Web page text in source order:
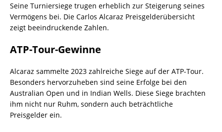
Seine Turniersiege trugen erheblich zur Steigerung seines
Vermögens bei. Die Carlos Alcaraz Preisgelderübersicht
zeigt beeindruckende Zahlen.
ATP-Tour-Gewinne
Alcaraz sammelte 2023 zahlreiche Siege auf der ATP-Tour.
Besonders hervorzuheben sind seine Erfolge bei den
Australian Open und in Indian Wells. Diese Siege brachten
ihm nicht nur Ruhm, sondern auch beträchtliche
Preisgelder ein.